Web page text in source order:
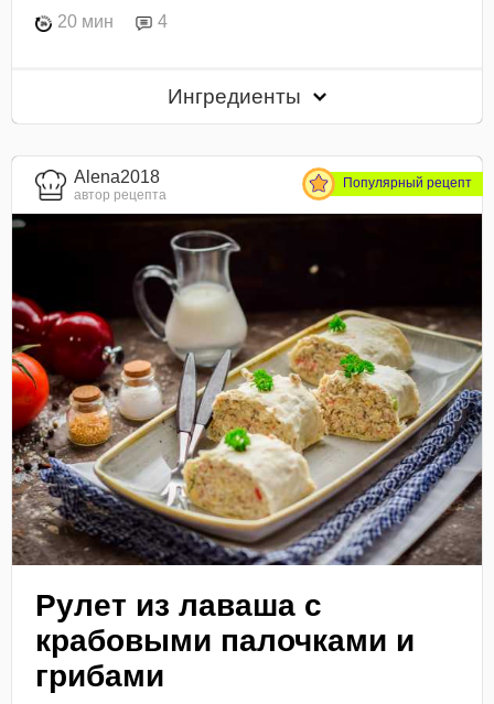
20 мин
4
Ингредиенты
Alena2018
автор рецепта
Популярный рецепт
Рулет из лаваша с
крабовыми палочками и
грибами